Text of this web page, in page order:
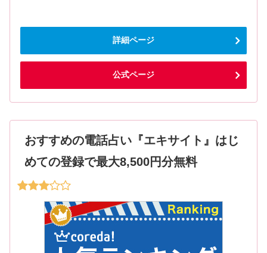
詳細ページ
公式ページ
おすすめの電話占い『エキサイト』はじ
めての登録で最大8,500円分無料